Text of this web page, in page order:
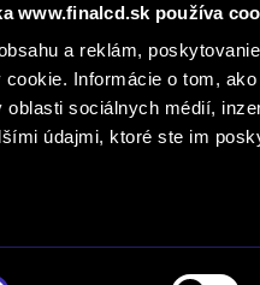
www.finalcd.sk používa
a reklám,
Informácie o tom,
oblasti sociálnych médií,
údajmi, ktoré ste im
záznamoch|Základné
Informácie o súboroch cookies
časti verejnosti, a to akýmkoľvek spôsobom